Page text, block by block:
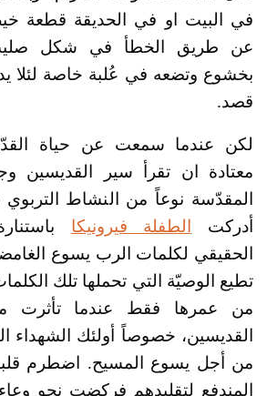
في البيت او في الحديقة
عن طريق الخطأ في شكل
بخشوع وتضعه في عُلبة خاصة لئلا
قصد.
لكن عندما سمعت عن حياة
معتادة ان تقرأ سير القديسين
المقدّسة نوعاً من النشاط التربوي
أدركت
الطفلة فيرونيكا
الحقيقي لكلمات الرب يسوع
تطيع الوصيّة التي تحملها تلك
من عمرها فقط عندما تأثرت
القديسين، خصوصاً أولئك الشهداء
من أجل يسوع المسيح. اضطرم
المندفع لتقليدهم فركضت نحو